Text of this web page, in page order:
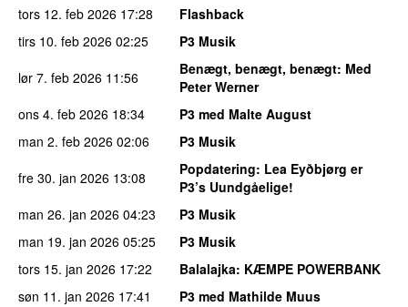
tors 12. feb 2026 17:28
Flashback
tirs 10. feb 2026 02:25
P3 Musik
lør 7. feb 2026 11:56 Benægt, benægt, benægt: Med
Peter Werner
ons 4. feb 2026 18:34
P3 med Malte August
man 2. feb 2026 02:06
P3 Musik
fre 30. jan 2026 13:08 Popdatering: Lea Eyðbjørg er
P3’s Uundgåelige!
man 26. jan 2026 04:23
P3 Musik
man 19. jan 2026 05:25
P3 Musik
tors 15. jan 2026 17:22 Balalajka: KÆMPE POWERBANK
søn 11. jan 2026 17:41
P3 med Mathilde Muus